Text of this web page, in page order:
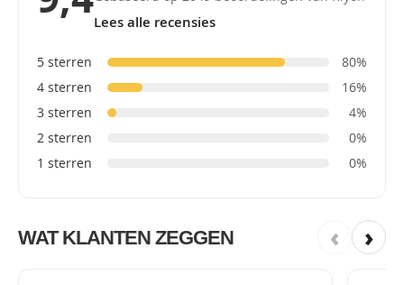
Lees alle recensies
5 sterren
80%
4 sterren
16%
3 sterren
4%
2 sterren
0%
1 sterren
0%
WAT KLANTEN ZEGGEN ‹ ›